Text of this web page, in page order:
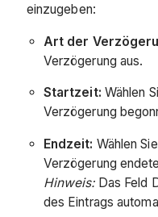
einzugeben:
Art der
Verzögerung aus.
Startzeit: Wählen
Verzögerung
Endzeit: Wählen
Verzögerung
Hinweis:Das Feld
des Eintrags